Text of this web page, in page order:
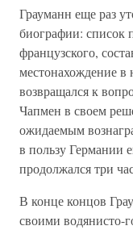
Грауманн еще раз
биографии: список
французского,
местонахождение в
возвращался к
Чапмен в своем
ожидаемым
в пользу Германии
продолжался три
В конце концов
своими водянисто-